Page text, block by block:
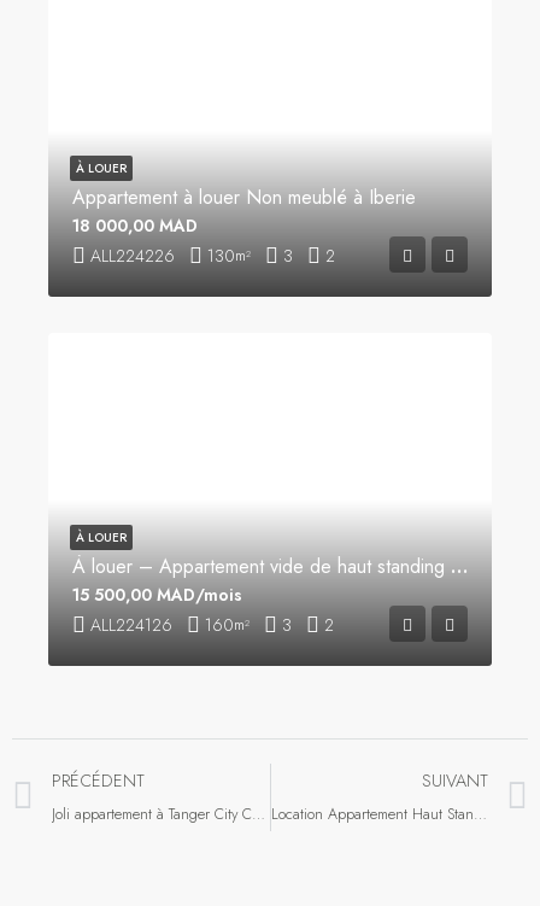
Appartement à louer Non meublé à Iberie
ALL224226 130m² 3 2
18 000,00 MAD
À LOUER
À louer – Appartement vide de haut standing à Iberia, Tanger
ALL224126 160m² 3 2
15 500,00 MAD/mois
À LOUER
PRÉCÉDENT
Joli appartement à Tanger City Center
SUIVANT
Location Appartement Haut Standing